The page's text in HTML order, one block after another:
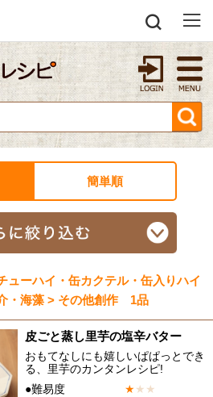
簡単順
ューハイ・缶カクテル・缶入りハイ
・海藻 > その他創作 1品
皮ごと蒸し里芋の塩辛バター
おもてなしにも嬉しいぱぱっとでき
る、里芋のカンタンレシピ!
●難易度
★★ ★